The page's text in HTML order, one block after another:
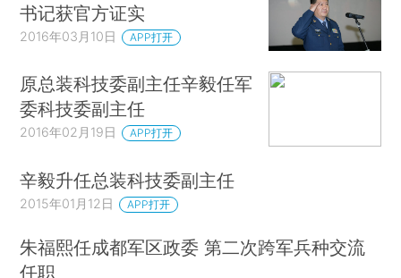
书记获官方证实
2016年03月10日 APP打开
原总装科技委副主任辛毅任军
委科技委副主任
2016年02月19日 APP打开
辛毅升任总装科技委副主任
2015年01月12日 APP打开
朱福熙任成都军区政委 第二次跨军兵种交流
任职